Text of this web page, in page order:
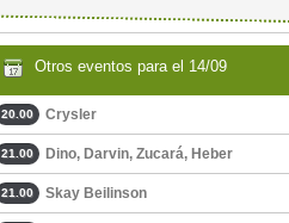
Otros eventos para el 14/09
20.00 Crysler
21.00 Dino, Darvin, Zucará, Heber
21.00 Skay Beilinson